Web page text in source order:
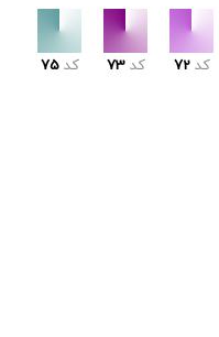
کد 72 کد 73 کد 75